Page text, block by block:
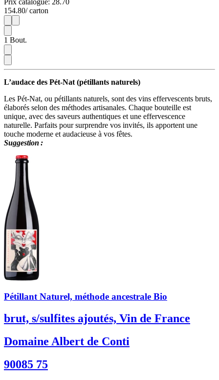
154.80/ carton
1
1 Bout.
L’audace des Pét-Nat (pétillants naturels)
Les Pét-Nat, ou pétillants naturels, sont des vins effervescents bruts,
élaborés selon des méthodes artisanales. Chaque bouteille est
unique, avec des saveurs authentiques et une effervescence
naturelle. Parfaits pour surprendre vos invités, ils apportent une
touche moderne et audacieuse à vos fêtes.
Suggestion :
Pétillant Naturel, méthode ancestrale Bio
brut, s/sulfites ajoutés, Vin de France
Domaine Albert de Conti
90085 75